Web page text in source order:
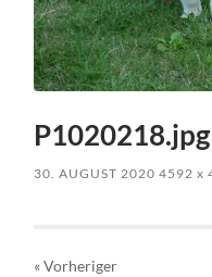
P1020218.jpg
30. AUGUST 2020 4592x
« Vorheriger